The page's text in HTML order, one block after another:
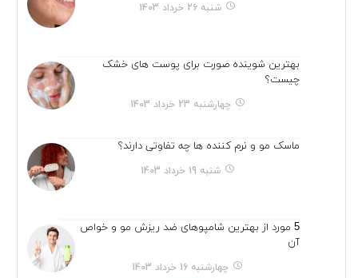
شنبه 26 خرداد 1403
بهترین شوینده صورت برای پوست های خشک
چیست؟
چهارشنبه 23 خرداد 1403
ماسک مو و نرم کننده ها چه تفاوتی دارند؟
شنبه 19 خرداد 1403
5 مورد از بهترین شامپوهای ضد ریزش مو و خواص
آن
چهارشنبه 16 خرداد 1403